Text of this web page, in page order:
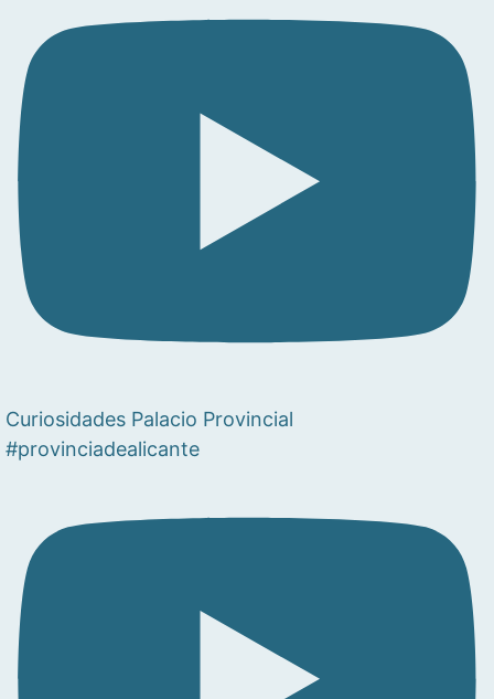
Curiosidades Palacio Provincial
#provinciadealicante